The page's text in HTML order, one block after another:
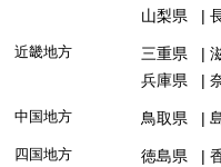
山梨県
近畿地方 三重県
兵庫県
中国地方 鳥取県
四国地方 徳島県